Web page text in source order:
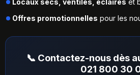
Offres promotionnelles pour les
📞 Contactez-nous dès
021 800 30